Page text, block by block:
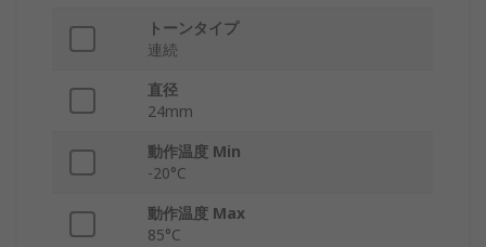
トーンタイプ
連続
直径
24mm
動作温度 Min
-20°C
動作温度 Max
85°C